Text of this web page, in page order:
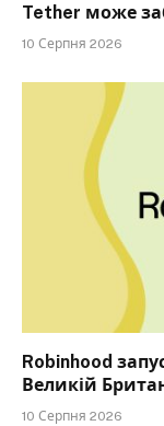
Tether може
10 Серпня 2026
Robinhood
Великій
10 Серпня 2026